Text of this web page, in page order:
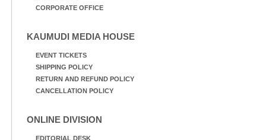
CORPORATE OFFICE
KAUMUDI MEDIA HOUSE
EVENT TICKETS
SHIPPING POLICY
RETURN AND REFUND POLICY
CANCELLATION POLICY
ONLINE DIVISION
EDITORIAL DESK